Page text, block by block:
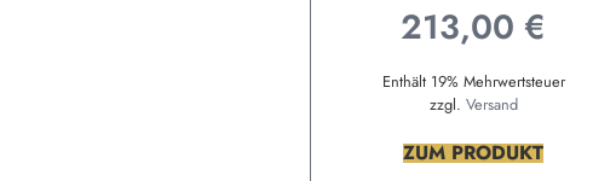
213,00 €
Enthält 19% Mehrwertsteuer
zzgl. Versand
ZUM PRODUKT